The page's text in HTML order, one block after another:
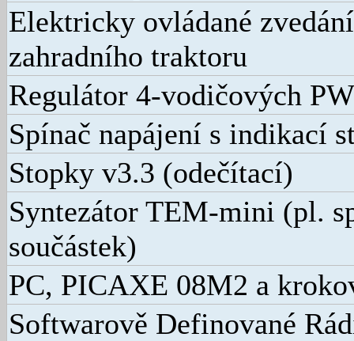
Elektricky ovládané
zahradního traktoru
Regulátor 4-vodičových
Spínač napájení s indikací
Stopky v3.3 (odečítací)
Syntezátor TEM-mini (pl.
součástek)
PC, PICAXE 08M2 a
Softwarově Definované